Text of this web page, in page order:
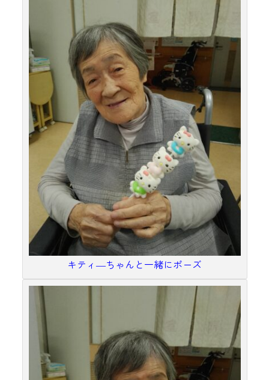
キティ―ちゃんと一緒にポーズ